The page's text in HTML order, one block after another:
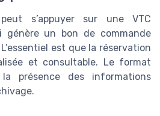
s’appuyer sur une VTC
génère un bon de commande
est que la réservation
et consultable. Le format
présence des informations